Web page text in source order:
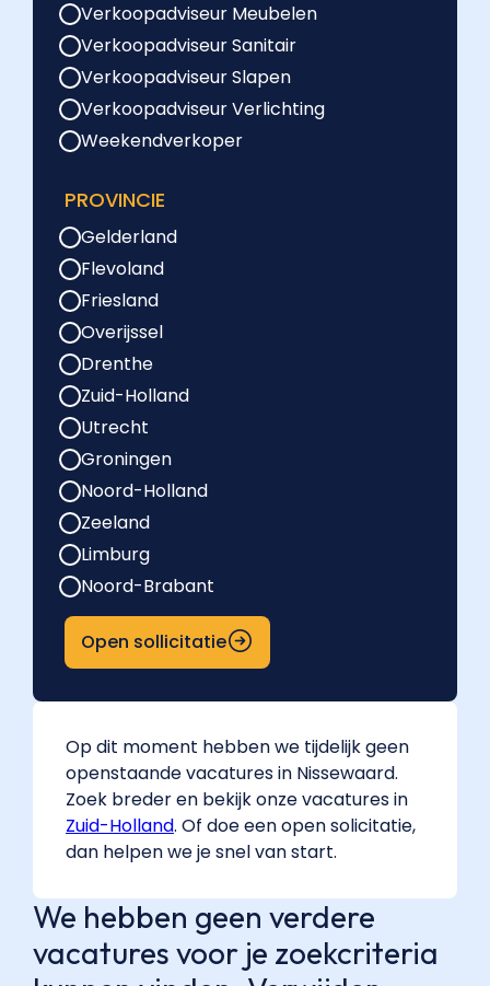
Verkoopadviseur Meubelen
Verkoopadviseur Sanitair
Verkoopadviseur Slapen
Verkoopadviseur Verlichting
Weekendverkoper
PROVINCIE
Gelderland
Flevoland
Friesland
Overijssel
Drenthe
Zuid-Holland
Utrecht
Groningen
Noord-Holland
Zeeland
Limburg
Noord-Brabant
Open sollicitatie
Op dit moment hebben we tijdelijk geen
openstaande vacatures in Nissewaard.
Zoek breder en bekijk onze vacatures in
Zuid-Holland. Of doe een open solicitatie,
dan helpen we je snel van start.
We hebben geen verdere
vacatures voor je zoekcriteria